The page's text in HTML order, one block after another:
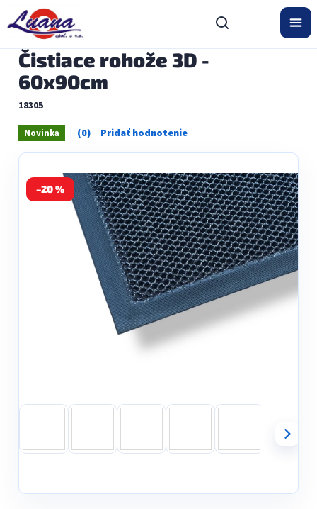
obsah
Čistiace rohože 3D -
60x90cm
18305
Novinka
Priemerné
hodnotenie
je
0,0
z
5
hviezdičiek.
–20 %